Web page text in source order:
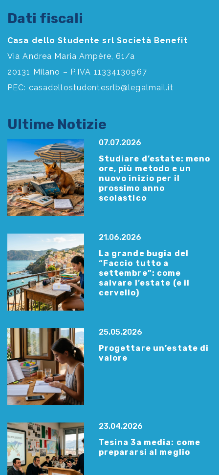
Dati fiscali
Casa dello Studente srl Società Benefit
Via Andrea Maria Ampère, 61/a
20131 Milano – P.IVA 11334130967
PEC: casadellostudentesrlb@legalmail.it
Ultime Notizie
07.07.2026
Studiare d’estate: meno
ore, più metodo e un
nuovo inizio per il
prossimo anno
scolastico
21.06.2026
La grande bugia del
“Faccio tutto a
settembre”: come
salvare l’estate (e il
cervello)
25.05.2026
Progettare un’estate di
valore
23.04.2026
Tesina 3a media: come
prepararsi al meglio